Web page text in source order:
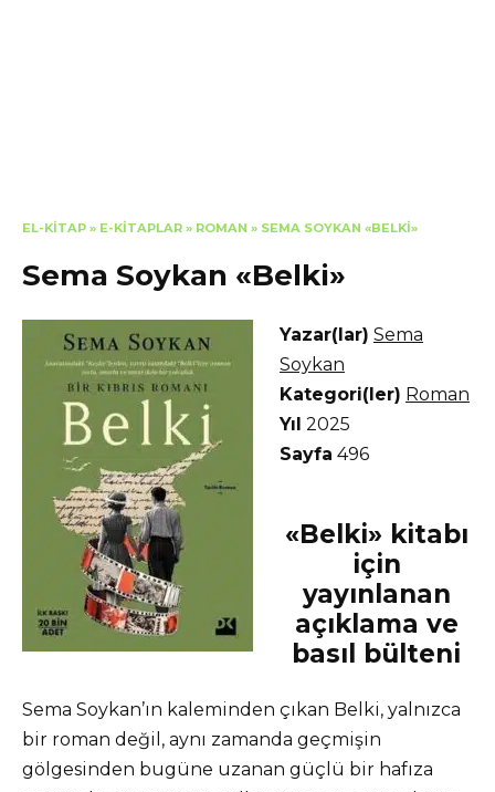
EL-KITAP » E-KITAPLAR » ROMAN » SEMA SOYKAN «BELKI»
Sema Soykan «Belki»
Yazar(lar) Sema
Soykan
Kategori(ler) Roman
Yıl 2025
Sayfa 496
«Belki» kitabı
için
yayınlanan
açıklama ve
basıl bülteni
Sema Soykan’ın kaleminden çıkan Belki, yalnızca
bir roman değil, aynı zamanda geçmişin
gölgesinden bugüne uzanan güçlü bir hafıza